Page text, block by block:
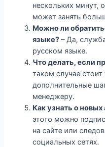
нескольких минут,
может занять
Можно ли
языке? – Да,
русском языке.
Что делать, если
таком случае стоит
дополнительные
менеджеру.
Как узнать о
этого можно
на сайте или
социальных сетях.